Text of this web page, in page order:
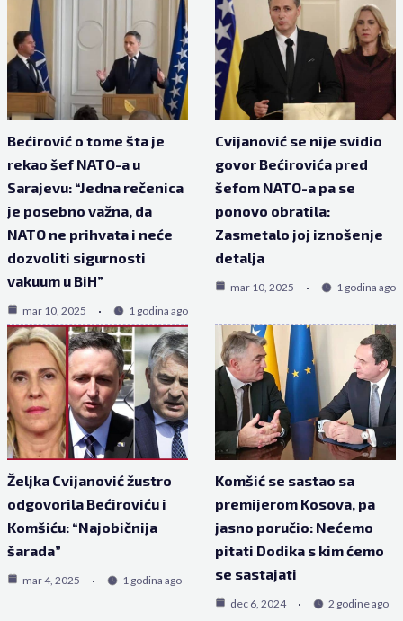
Bećirović o tome šta je
rekao šef NATO-a u
Sarajevu: “Jedna rečenica
je posebno važna, da
NATO ne prihvata i neće
dozvoliti sigurnosti
vakuum u BiH”
mar 10, 2025 1 godina ago
Cvijanović se nije svidio
govor Bećirovića pred
šefom NATO-a pa se
ponovo obratila:
Zasmetalo joj iznošenje
detalja
mar 10, 2025 1 godina ago
Željka Cvijanović žustro
odgovorila Bećiroviću i
Komšiću: “Najobičnija
šarada”
mar 4, 2025 1 godina ago
Komšić se sastao sa
premijerom Kosova, pa
jasno poručio: Nećemo
pitati Dodika s kim ćemo
se sastajati
dec 6, 2024 2 godine ago